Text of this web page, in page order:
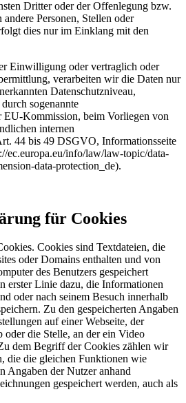
Dritter oder der Offenlegung bzw.
Personen, Stellen oder
dies nur im Einklang mit den
Einwilligung oder vertraglich oder
verarbeiten wir die Daten nur
Datenschutzniveau,
sogenannte
EU-Kommission, beim Vorliegen von
internen
44 bis 49 DSGVO, Informationsseite
ec.europa.eu/info/law/law-topic/data-
data-protection_de).
für Cookies
Cookies sind Textdateien, die
oder Domains enthalten und von
des Benutzers gespeichert
erster Linie dazu, die Informationen
oder nach seinem Besuch innerhalb
Zu den gespeicherten Angaben
auf einer Webseite, der
oder die Stelle, an der ein Video
dem Begriff der Cookies zählen wir
die die gleichen Funktionen wie
Angaben der Nutzer anhand
gespeichert werden, auch als